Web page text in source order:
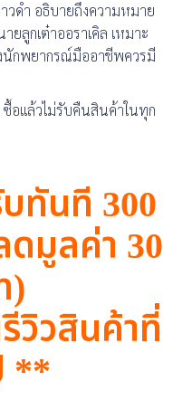
ดำ อธิบายถึงความหมาย
ยลูกเต๋าออราเคิล เหมาะ
กพยากรณ์มืออาชีพควรมี
อแล้วไม่รับคืนสินค้าในทุก
ทันที 300
มูลค่า 30
)
วิวสินค้าที่
**